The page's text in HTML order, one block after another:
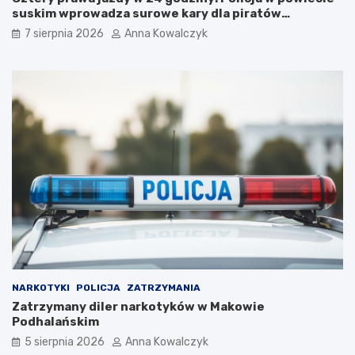
e
u
s
z
–
p
o
w
ó
t
d
o
l
:
N
r
a
k
c
j
n
a
h
o
suskim wprowadza surowe kary dla piratów
drogowych!
7 sierpnia 2026 Anna Kowalczyk
NARKOTYKI POLICJA ZATRZYMANIA
Zatrzymany diler narkotyków w Makowie
Podhalańskim
5 sierpnia 2026 Anna Kowalczyk